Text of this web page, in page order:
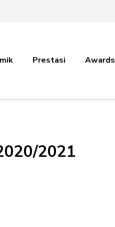
Prestasi Awards
2021